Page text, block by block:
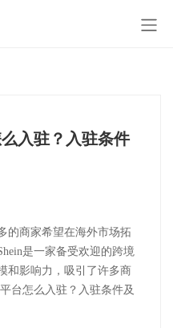
入驻？入驻条件
的商家希望在海外市场拓
是一家备受欢迎的跨境
和影响力，吸引了许多商
台怎么入驻？入驻条件及